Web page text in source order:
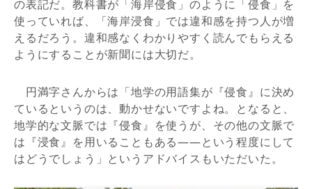
の表記だ。教科書が「海岸侵食」のように「侵食」を
使っていれば、「海岸浸食」では違和感を持つ人が増
えるだろう。違和感なくわかりやすく読んでもらえる
ようにすることが新聞には大切だ。
円満字さんからは「地学の用語集が『侵食』に決め
ているというのは、動かせないですよね。となると、
地学的な文脈では『侵食』を使うが、その他の文脈で
は『浸食』を用いることもある——という程度にして
はどうでしょう」というアドバイスもいただいた。